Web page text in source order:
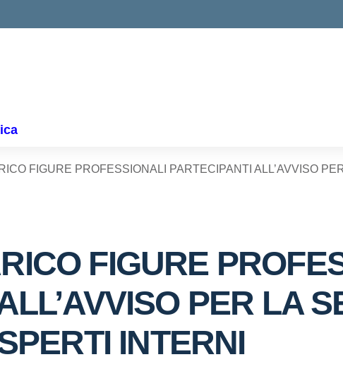
FIGURE PROFESSIONALI PARTECIPANTI ALL’AVVISO
FIGURE
PER LA
INTERNI